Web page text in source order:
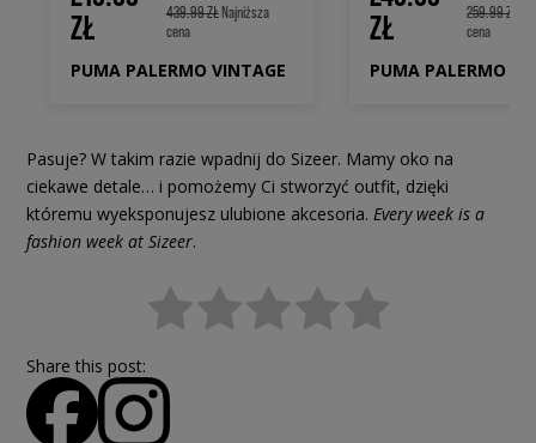
ZŁ
439.99 ZŁNajniższa
cena
PUMA PALERMO VINTAGE
ZŁ
259.99 ZŁ
cena
PUMA PALERMO
Pasuje? W takim razie wpadnij do Sizeer. Mamy oko na
ciekawe detale… i pomożemy Ci stworzyć outfit, dzięki
któremu wyeksponujesz ulubione akcesoria. Every week is a
fashion week at Sizeer.
Share this post: